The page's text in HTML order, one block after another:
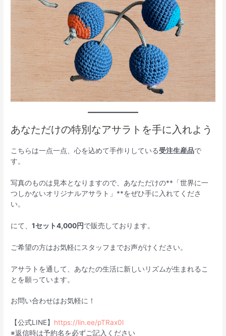
あなただけの特別なアサラトを手に入れよう
こちらは一点一点、心を込めて手作りしている受注生産品で
す。
写真のものは見本となりますので、あなただけの**「世界に一
つしかないオリジナルアサラト」**をぜひ手に入れてくださ
い。
にて、1セット4,000円で販売しております。
ご希望の方はお気軽にスタッフまでお声がけください。
アサラトを通して、あなたの生活に新しいリズムが生まれるこ
とを願っています。
お問い合わせはお気軽に！
【公式LINE】 https://lin.ee/pTRax0l
※返信時は予約名を必ずご記入ください